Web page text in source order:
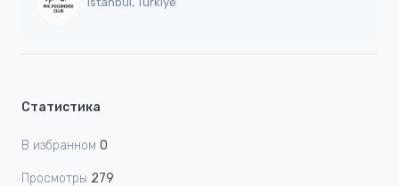
Статистика
В избранном 0
Просмотры 279